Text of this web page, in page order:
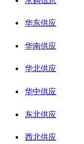
华东供应
华南供应
华北供应
华中供应
东北供应
西北供应